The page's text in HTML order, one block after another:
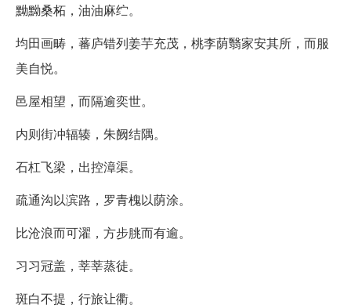
黝黝桑柘，油油麻纻。
均田画畴，蕃庐错列姜芋充茂，桃李荫翳家安其所，而服
美自悦。
邑屋相望，而隔逾奕世。
内则街冲辐辏，朱阙结隅。
石杠飞梁，出控漳渠。
疏通沟以滨路，罗青槐以荫涂。
比沧浪而可濯，方步朓而有逾。
习习冠盖，莘莘蒸徒。
斑白不提，行旅让衢。